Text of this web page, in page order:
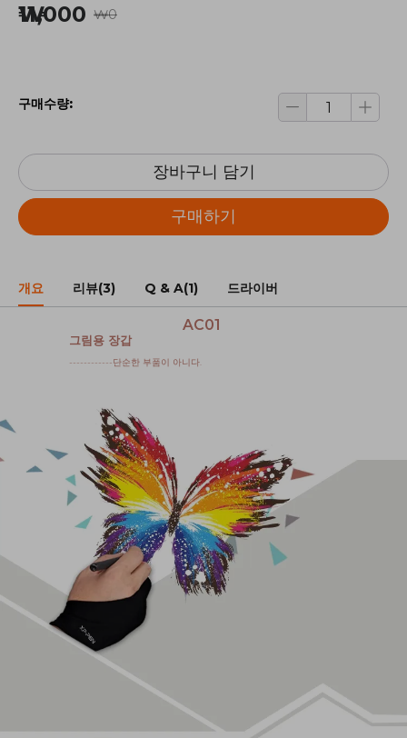
₩11,000 ₩0
구매수량:
장바구니 담기
구매하기
개요 리뷰(3) Q & A(1) 드라이버
AC01
그림용 장갑
------------단순한 부품이 아니다.